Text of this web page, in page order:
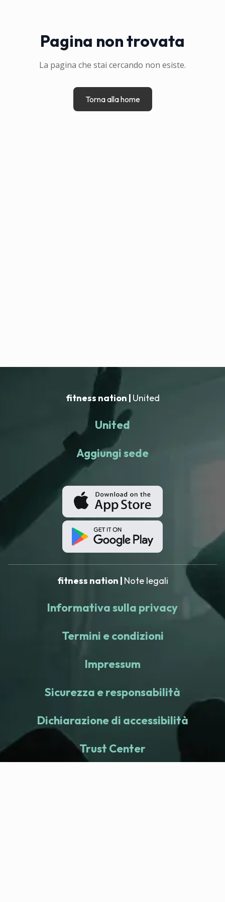
Pagina non trovata
La pagina che stai cercando non esiste.
Torna alla home
fitness nation | United
United
Aggiungi sede
fitness nation | Note legali
Informativa sulla privacy
Termini e condizioni
Impressum
Sicurezza e responsabilità
Dichiarazione di accessibilità
Trust Center